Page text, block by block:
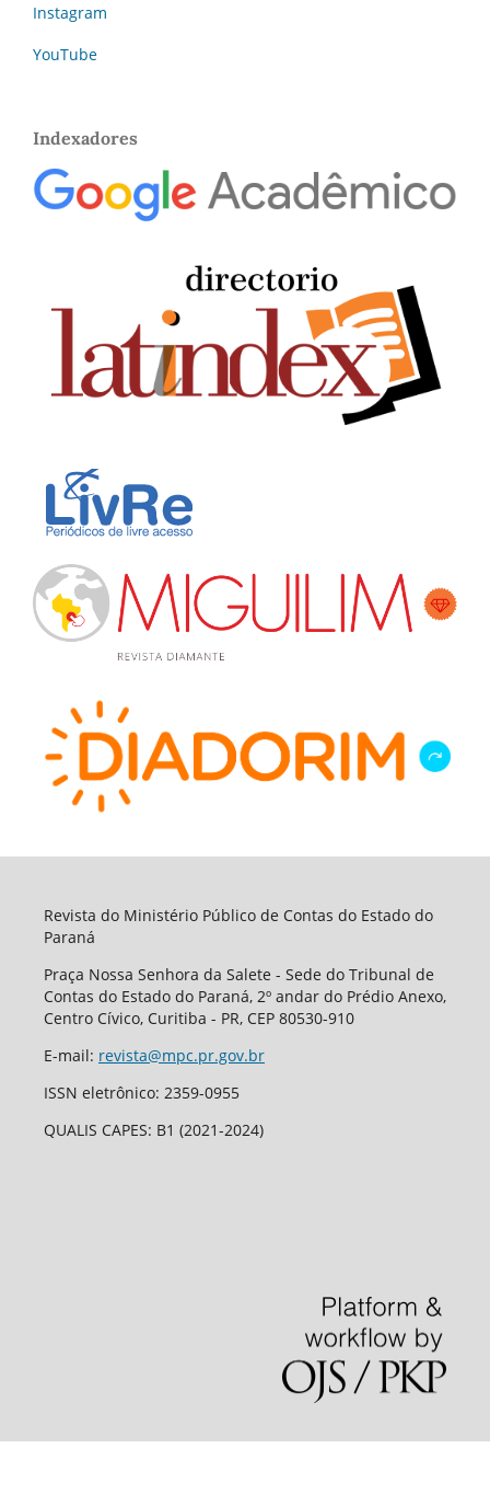
Instagram
YouTube
Indexadores
Revista do Ministério Público de Contas do Estado do
Paraná
Praça Nossa Senhora da Salete - Sede do Tribunal de
Contas do Estado do Paraná, 2º andar do Prédio Anexo,
Centro Cívico, Curitiba - PR, CEP 80530-910
E-mail: revista@mpc.pr.gov.br
ISSN eletrônico: 2359-0955
QUALIS CAPES: B1 (2021-2024)